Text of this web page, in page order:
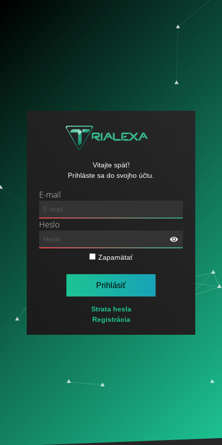
Vitajte späť!
Prihláste sa do svojho účtu.
E-mail
Heslo
Zapamätať
Strata hesla
Registrácia